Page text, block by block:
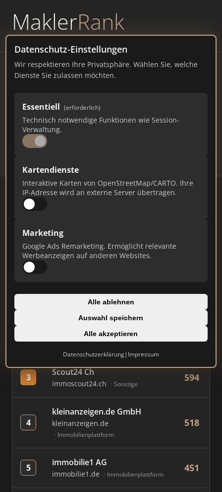
MaklerRank
powered byWAVEPOINT
Datenschutz-Einstellungen
Wir respektieren Ihre Privatsphäre. Wählen Sie, welche
Dienste Sie zulassen möchten.
Essentiell (erforderlich)
Technisch notwendige Funktionen wie Session-
Verwaltung.
Kartendienste
Interaktive Karten von OpenStreetMap/CARTO. Ihre
IP-Adresse wird an externe Server übertragen.
Marketing
Google Ads Remarketing. Ermöglicht relevante
Werbeanzeigen auf anderen Websites.
Alle ablehnen
Auswahl speichern
Alle akzeptieren
Datenschutzerklärung| Impressum
Immobilienmakler Kienberg
– Ranking Juli 2026
BAYERN 1.395 EINWOHNER
136 611
# MAKLER / FIRMA
immowelt.de Immobilienplattform
Immobilien Scout GmbH
immobilienscout24.de
Immobilienplattform
3 Scout24 Ch
immoscout24.ch Sonstige
594
4
kleinanzeigen.de GmbH
kleinanzeigen.de
Immobilienplattform
518
5 immobilie1 AG
immobilie1.de Immobilienplattform
451